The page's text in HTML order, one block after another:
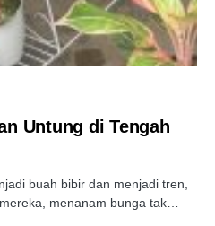
Untung di Tengah
buah bibir dan menjadi tren,
menanam bunga tak…